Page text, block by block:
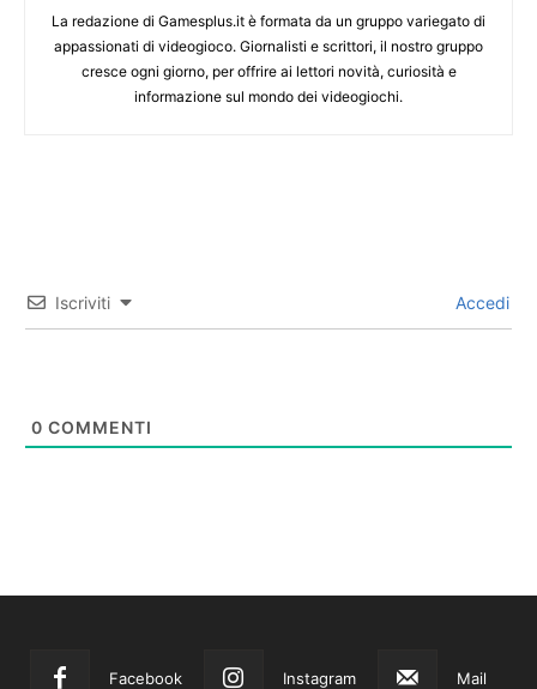
La redazione di Gamesplus.it è formata da un gruppo variegato di
appassionati di videogioco. Giornalisti e scrittori, il nostro gruppo
cresce ogni giorno, per offrire ai lettori novità, curiosità e
informazione sul mondo dei videogiochi.
Iscriviti Accedi
0 COMMENTI
Facebook Instagram Mail